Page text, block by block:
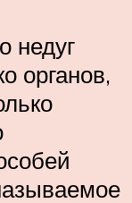
недуг
органов,